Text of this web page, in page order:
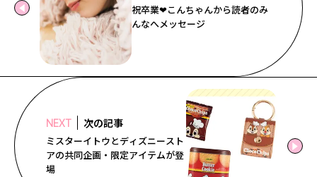
祝卒業❤︎こんちゃんから読者のみ
んなへメッセージ
NEXT 次の記事
ミスターイトウとディズニースト
アの共同企画・限定アイテムが登
場